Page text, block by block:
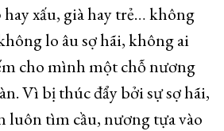
xấu, già hay trẻ… không
lo âu sợ hãi, không ai
cho mình một chỗ nương
Vì bị thúc đẩy bởi sự sợ hãi,
tìm cầu, nương tựa vào